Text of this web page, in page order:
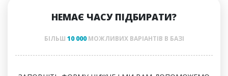
НЕМАЄ ЧАСУ ПІДБИРАТИ?
БІЛЬШ 10 000МОЖЛИВИХ ВАРІАНТІВ В БАЗІ